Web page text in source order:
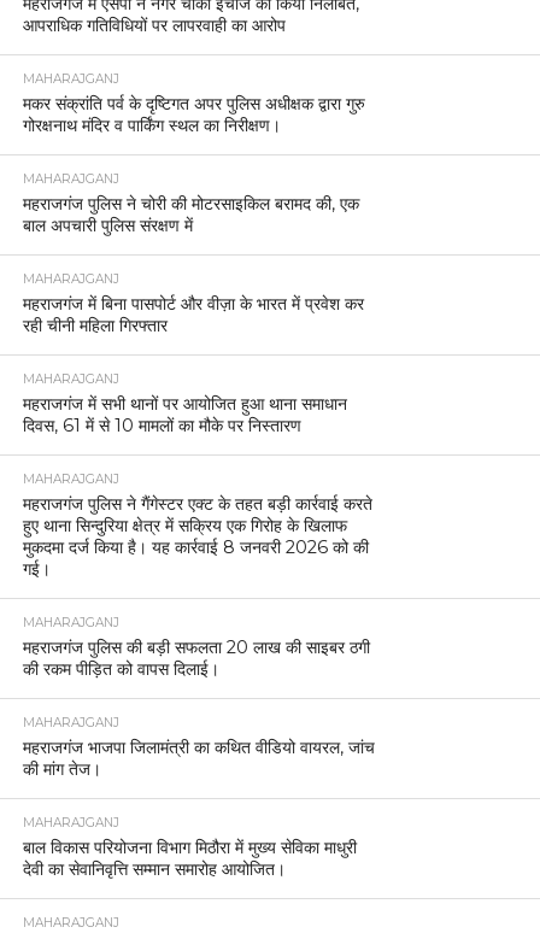
आपराधिक गतिविधियों पर लापरवाही का आरोप
MAHARAJGANJ
मकर संक्रांति पर्व के दृष्टिगत अपर पुलिस अधीक्षक द्वारा गुरु
गोरक्षनाथ मंदिर व पार्किंग स्थल का निरीक्षण।
MAHARAJGANJ
महराजगंज पुलिस ने चोरी की मोटरसाइकिल बरामद की, एक
बाल अपचारी पुलिस संरक्षण में
MAHARAJGANJ
महराजगंज में बिना पासपोर्ट और वीज़ा के भारत में प्रवेश कर
रही चीनी महिला गिरफ्तार
MAHARAJGANJ
महराजगंज में सभी थानों पर आयोजित हुआ थाना समाधान
दिवस, 61 में से 10 मामलों का मौके पर निस्तारण
MAHARAJGANJ
महराजगंज पुलिस ने गैंगेस्टर एक्ट के तहत बड़ी कार्रवाई करते
हुए थाना सिन्दुरिया क्षेत्र में सक्रिय एक गिरोह के खिलाफ
मुकदमा दर्ज किया है। यह कार्रवाई 8 जनवरी 2026 को की
गई।
MAHARAJGANJ
महराजगंज पुलिस की बड़ी सफलता 20 लाख की साइबर ठगी
की रकम पीड़ित को वापस दिलाई।
MAHARAJGANJ
महराजगंज भाजपा जिलामंत्री का कथित वीडियो वायरल, जांच
की मांग तेज।
MAHARAJGANJ
बाल विकास परियोजना विभाग मिठौरा में मुख्य सेविका माधुरी
देवी का सेवानिवृत्ति सम्मान समारोह आयोजित।
MAHARAJGANJ